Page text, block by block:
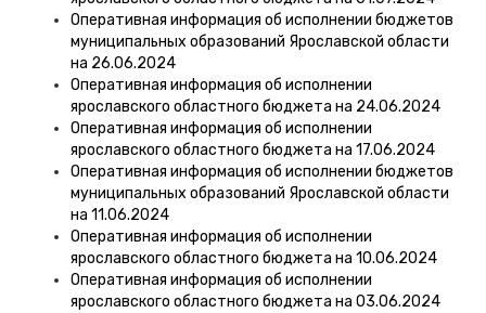
Оперативная информация об исполнении бюджетов
муниципальных образований Ярославской области
на 26.06.2024
Оперативная информация об исполнении
ярославского областного бюджета на 24.06.2024
Оперативная информация об исполнении
ярославского областного бюджета на 17.06.2024
Оперативная информация об исполнении бюджетов
муниципальных образований Ярославской области
на 11.06.2024
Оперативная информация об исполнении
ярославского областного бюджета на 10.06.2024
Оперативная информация об исполнении
ярославского областного бюджета на 03.06.2024